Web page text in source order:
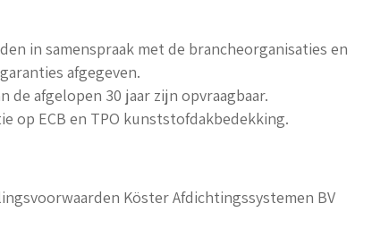
in samenspraak met de brancheorganisaties en
afgegeven.
de afgelopen 30 jaar zijn opvraagbaar.
op ECB en TPO kunststofdakbedekking.
Köster Afdichtingssystemen BV